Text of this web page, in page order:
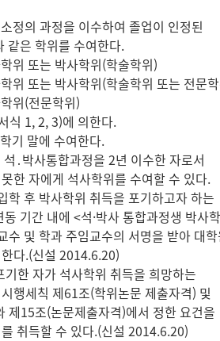
정의 과정을 이수하여 졸업이 인정된
같은 학위를 수여한다.
위 또는 박사학위(학술학위)
위 또는 박사학위(학술학위 또는 전문
위(전문학위)
식 1, 2, 3)에 의한다.
기 말에 수여한다.
․박사통합과정을 2년 이수한 자로서
한 자에게 석사학위를 수여할 수 있다.
학 후 박사학위 취득을 포기하고자 하는
기간 내에 <석·박사 통합과정생 박사
수 및 학과 주임교수의 서명을 받아 대
다.(신설 2014.6.20)
한 자가 석사학위 취득을 희망하는
행세칙 제61조(학위논문 제출자격) 및
제15조(논문제출자격)에서 정한 요건을
취득할 수 있다.(신설 2014.6.20)